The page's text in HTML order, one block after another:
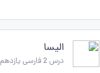
الیسا
درس 2 فارسی یازدهم